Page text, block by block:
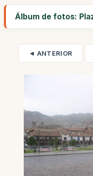
Álbum de fotos:
◄ ANTERIOR